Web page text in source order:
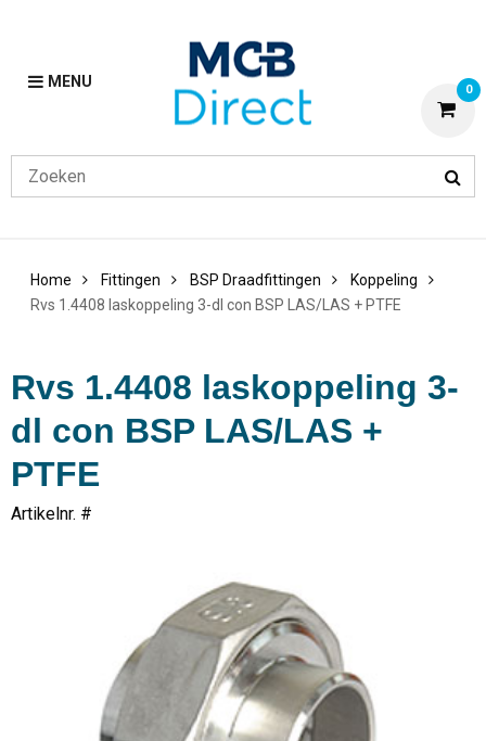
MENU 0
Home Fittingen BSP Draadfittingen
Koppeling
Rvs 1.4408 laskoppeling 3-dl con BSP LAS/LAS + PTFE
Rvs 1.4408 laskoppeling 3-
dl con BSP LAS/LAS +
PTFE
Artikelnr. #